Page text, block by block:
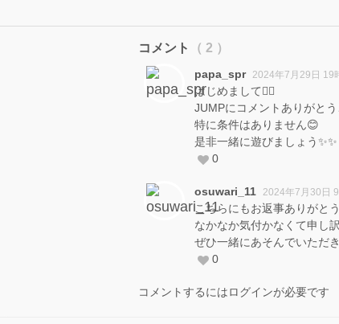
コメント （ 2 ）
papa_spr 2024年7月29日 19
はじめまして🙇‍♂️
JUMPにコメントありがと
特に条件はありません😊
是非一緒に遊びましょう✨✨
0
osuwari_11 2024年7月30日
こちらにもお返事ありがと
なかなか気付かなくて申し訳
ぜひ一緒にあそんでいただ
0
コメントするにはログインが必要です